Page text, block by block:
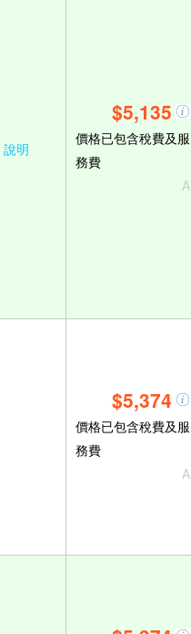
說明
$5,135
價格已包含稅費及服
務費
A
$5,374
價格已包含稅費及服
務費
A